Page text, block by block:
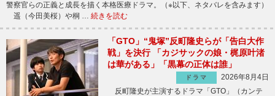
警察官らの正義と成長を描く本格医療ドラマ。（※以下、ネタバレを含みます）
遥（今田美桜）や桐 … 続きを読む
「GTO」“鬼塚”反町隆史らが「告白大作
戦」を決行 「カジサックの娘・梶原叶渚
は華がある」「黒幕の正体は誰」
ドラマ
2026年8月4日
反町隆史が主演するドラマ「GTO」（カンテ